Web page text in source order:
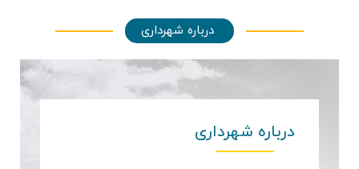
درباره شهرداری
درباره شهرداری